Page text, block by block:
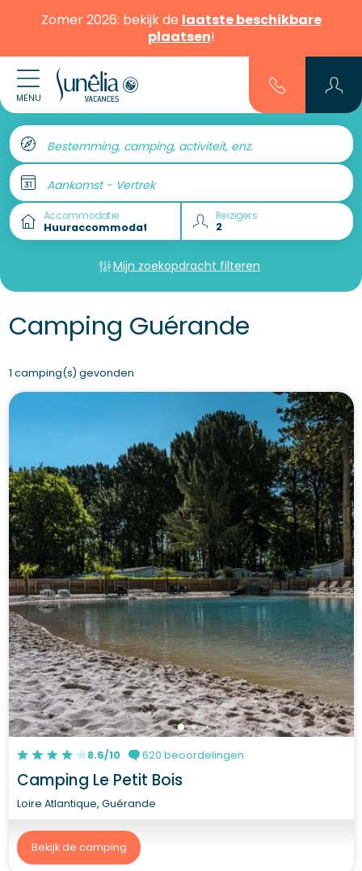
Zomer 2026: bekijk de laatste beschikbare
plaatsen!
MENU
Bestemming, camping, activiteit, enz.
Aankomst - Vertrek
Accommodatie Reizigers
Mijn zoekopdracht filteren
Camping Guérande
1 camping(s) gevonden
8.6/10 620 beoordelingen
Camping Le Petit Bois
Loire Atlantique, Guérande
Bekijk de camping